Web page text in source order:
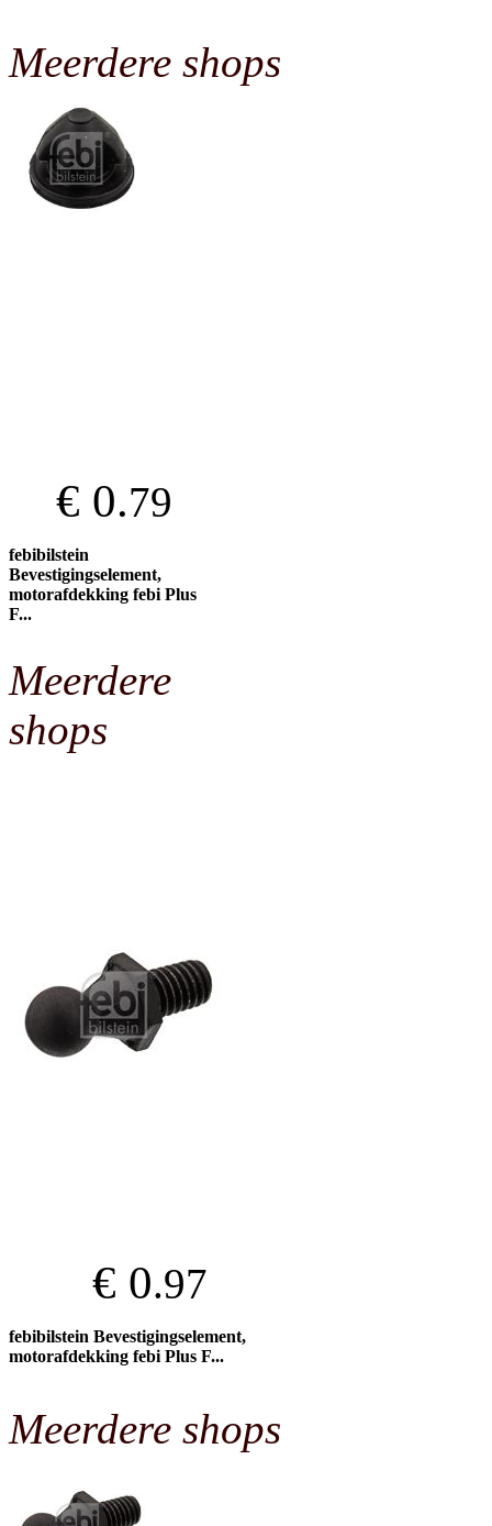
Meerdere shops
€ 0.79
febibilstein
Bevestigingselement,
motorafdekking febi Plus
F...
Meerdere
shops
€ 0.97
febibilstein Bevestigingselement,
motorafdekking febi Plus F...
Meerdere shops